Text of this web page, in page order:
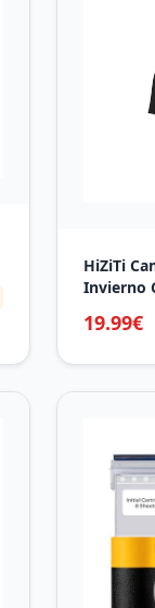
HiZiTi
Invierno
el Frio
19.99€